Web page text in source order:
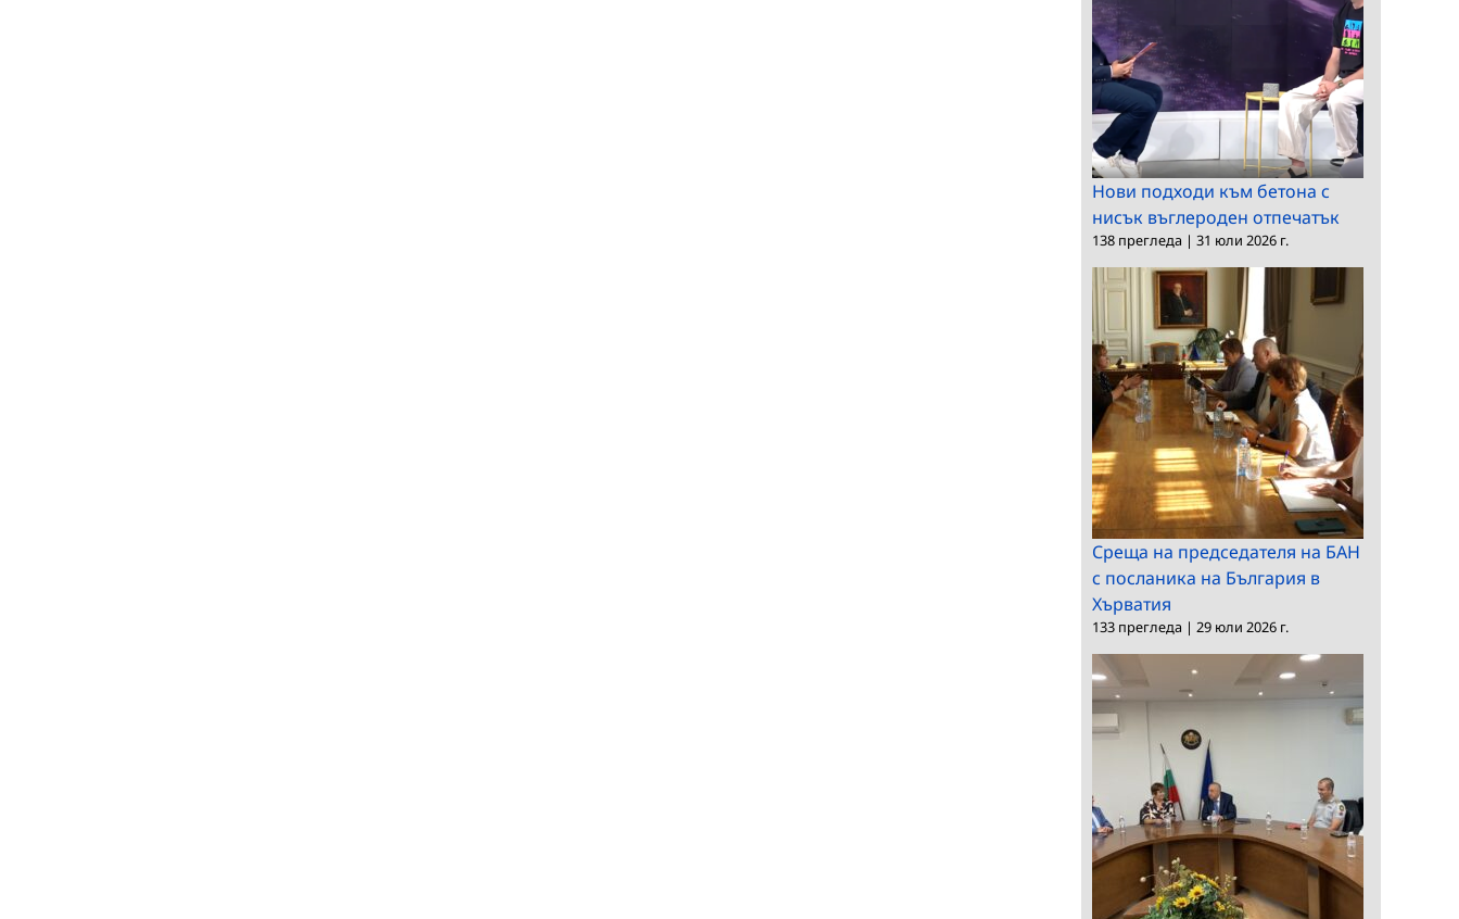
Нови подходи към бетона с
нисък въглероден отпечатък
138 прегледа | 31 юли 2026 г.
Среща на председателя на БАН
с посланика на България в
Хърватия
133 прегледа | 29 юли 2026 г.